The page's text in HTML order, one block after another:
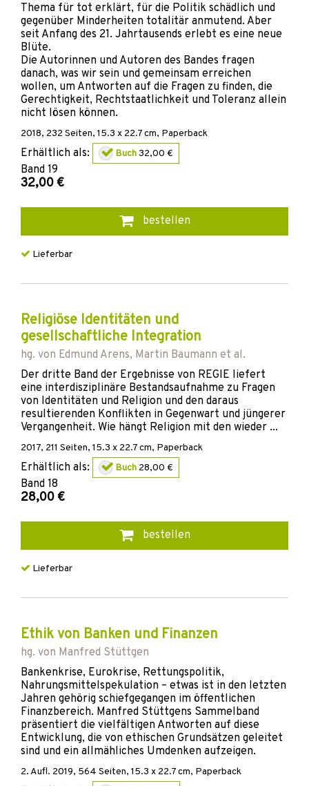
Thema für tot erklärt, für die Politik schädlich und
gegenüber Minderheiten totalitär anmutend. Aber
seit Anfang des 21. Jahrtausends erlebt es eine neue
Blüte.
Die Autorinnen und Autoren des Bandes fragen
danach, was wir sein und gemeinsam erreichen
wollen, um Antworten auf die Fragen zu finden, die
Gerechtigkeit, Rechtstaatlichkeit und Toleranz allein
nicht lösen können.
2018, 232 Seiten, 15.3 x 22.7 cm, Paperback
Erhältlich als: Buch32,00 €
Band 19
32,00 €
bestellen
Lieferbar
Religiöse Identitäten und
gesellschaftliche Integration
hg. von Edmund Arens, Martin Baumann et al.
Der dritte Band der Ergebnisse von REGIE liefert
eine interdisziplinäre Bestandsaufnahme zu Fragen
von Identitäten und Religion und den daraus
resultierenden Konflikten in Gegenwart und jüngerer
Vergangenheit. Wie hängt Religion mit den wieder ...
2017, 211 Seiten, 15.3 x 22.7 cm, Paperback
Erhältlich als: Buch 28,00 €
Band 18
28,00 €
bestellen
Lieferbar
Ethik von Banken und Finanzen
hg. von Manfred Stüttgen
Bankenkrise, Eurokrise, Rettungspolitik,
Nahrungsmittelspekulation – etwas ist in den letzten
Jahren gehörig schiefgegangen im öffentlichen
Finanzbereich. Manfred Stüttgens Sammelband
präsentiert die vielfältigen Antworten auf diese
Entwicklung, die von ethischen Grundsätzen geleitet
sind und ein allmähliches Umdenken aufzeigen.
2. Aufl. 2019, 564 Seiten, 15.3 x 22.7 cm, Paperback